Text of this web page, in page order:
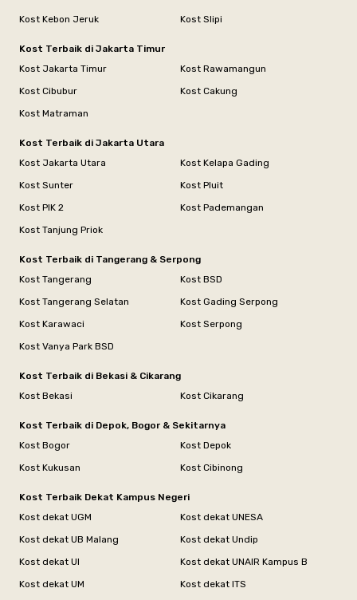
Kost Kebon Jeruk
Kost Slipi
Kost Terbaik di Jakarta Timur
Kost Jakarta Timur
Kost Rawamangun
Kost Cibubur
Kost Cakung
Kost Matraman
Kost Terbaik di Jakarta Utara
Kost Jakarta Utara
Kost Kelapa Gading
Kost Sunter
Kost Pluit
Kost PIK 2
Kost Pademangan
Kost Tanjung Priok
Kost Terbaik di Tangerang & Serpong
Kost Tangerang
Kost BSD
Kost Tangerang Selatan
Kost Gading Serpong
Kost Karawaci
Kost Serpong
Kost Vanya Park BSD
Kost Terbaik di Bekasi & Cikarang
Kost Bekasi
Kost Cikarang
Kost Terbaik di Depok, Bogor & Sekitarnya
Kost Bogor
Kost Depok
Kost Kukusan
Kost Cibinong
Kost Terbaik Dekat Kampus Negeri
Kost dekat UGM
Kost dekat UNESA
Kost dekat UB Malang
Kost dekat Undip
Kost dekat UI
Kost dekat UNAIR Kampus B
Kost dekat UM
Kost dekat ITS